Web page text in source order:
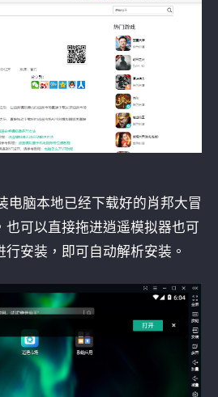
电脑本地已经下载好的肖邦大冒
也可以直接拖进逍遥模拟器也可
安装，即可自动解析安装。